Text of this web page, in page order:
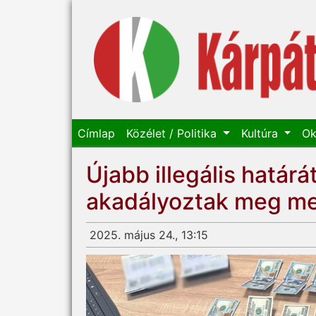
Címlap Közélet / Politika Kultúra
Újabb illegális
akadályoztak meg
2025. május 24., 13:15